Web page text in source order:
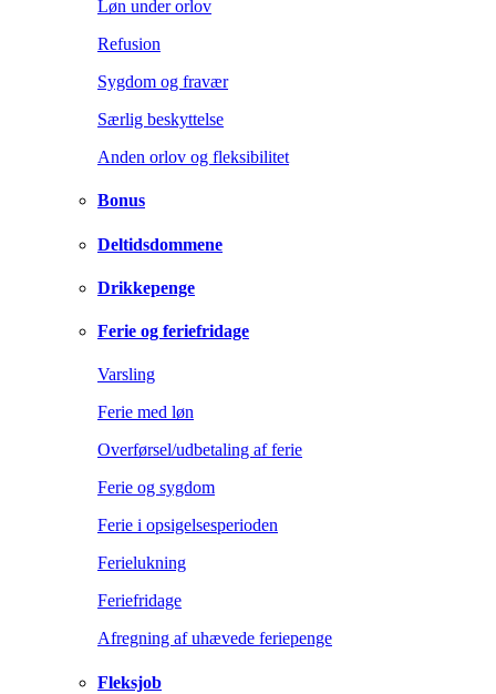
Løn under orlov
Refusion
Sygdom og fravær
Særlig beskyttelse
Anden orlov og fleksibilitet
Bonus
Deltidsdommene
Drikkepenge
Ferie og feriefridage
Varsling
Ferie med løn
Overførsel/udbetaling af ferie
Ferie og sygdom
Ferie i opsigelsesperioden
Ferielukning
Feriefridage
Afregning af uhævede feriepenge
Fleksjob